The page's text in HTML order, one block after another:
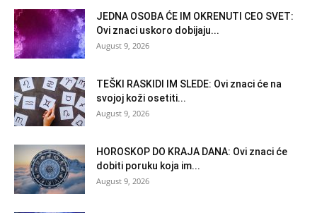
JEDNA OSOBA ĆE IM OKRENUTI CEO SVET:
Ovi znaci uskoro dobijaju...
August 9, 2026
TEŠKI RASKIDI IM SLEDE: Ovi znaci će na
svojoj koži osetiti...
August 9, 2026
HOROSKOP DO KRAJA DANA: Ovi znaci će
dobiti poruku koja im...
August 9, 2026